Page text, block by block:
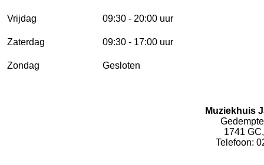
Vrijdag 09:30 - 20:00 uur
Zaterdag 09:30 - 17:00 uur
Zondag Gesloten
Muziekhuis
1741
Telefoon: